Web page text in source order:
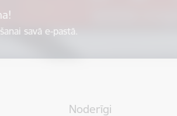
savā e-pastā.
Noderīgi